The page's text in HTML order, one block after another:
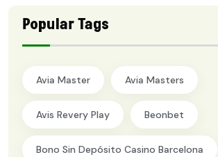
Popular Tags
Avia Master Avia Masters
Avis Revery Play Beonbet
Bono Sin Depósito Casino Barcelona